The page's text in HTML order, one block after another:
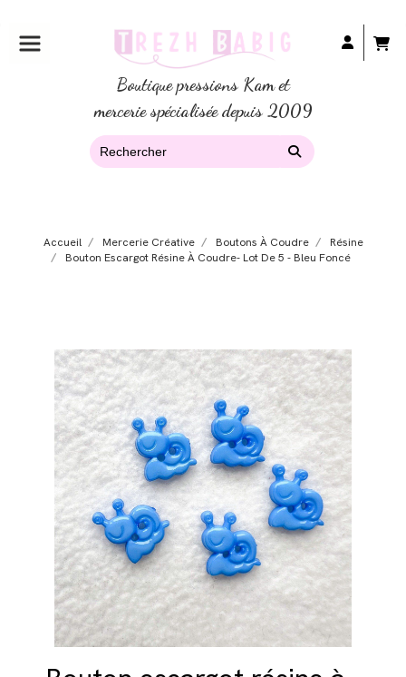
Boutique pressions Kam et
mercerie spécialisée depuis 2009
Accueil Mercerie Créative Boutons À Coudre
Résine
Bouton Escargot Résine À Coudre- Lot De 5 - Bleu Foncé